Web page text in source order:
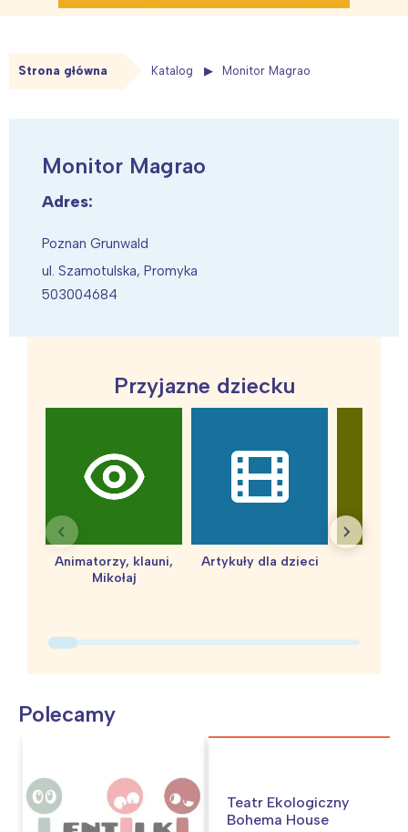
Strona główna Katalog Monitor Magrao
Monitor Magrao
Adres:
Poznan Grunwald
ul. Szamotulska, Promyka
503004684
Przyjazne dziecku
Animatorzy, klauni,
Mikołaj
Artykuły dla dzieci
Polecamy
Teatr Ekologiczny
Bohema House